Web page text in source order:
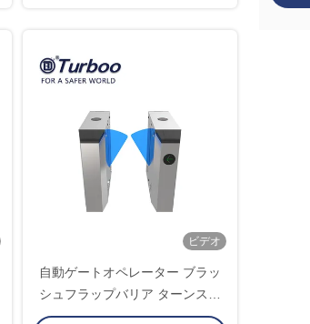
ビデオ
自動ゲートオペレーター ブラッ
シュフラップバリア ターンスタ
イル ポスト ターミナル 道路交通